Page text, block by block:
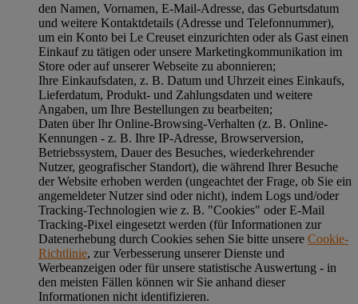
den Namen, Vornamen, E-Mail-Adresse, das Geburtsdatum
und weitere Kontaktdetails (Adresse und Telefonnummer),
um ein Konto bei Le Creuset einzurichten oder als Gast einen
Einkauf zu tätigen oder unsere Marketingkommunikation im
Store oder auf unserer Webseite zu abonnieren;
Ihre Einkaufsdaten, z. B. Datum und Uhrzeit eines Einkaufs,
Lieferdatum, Produkt- und Zahlungsdaten und weitere
Angaben, um Ihre Bestellungen zu bearbeiten;
Daten über Ihr Online-Browsing-Verhalten (z. B. Online-
Kennungen - z. B. Ihre IP-Adresse, Browserversion,
Betriebssystem, Dauer des Besuches, wiederkehrender
Nutzer, geografischer Standort), die während Ihrer Besuche
der Website erhoben werden (ungeachtet der Frage, ob Sie ein
angemeldeter Nutzer sind oder nicht), indem Logs und/oder
Tracking-Technologien wie z. B. "Cookies" oder E-Mail
Tracking-Pixel eingesetzt werden (für Informationen zur
Datenerhebung durch Cookies sehen Sie bitte unsere Cookie-
Richtlinie, zur Verbesserung unserer Dienste und
Werbeanzeigen oder für unsere statistische Auswertung - in
den meisten Fällen können wir Sie anhand dieser
Informationen nicht identifizieren.